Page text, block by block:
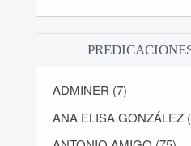
ADMINER (7)
ANA ELISA GONZÁLEZ